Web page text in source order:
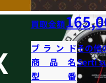
買取金額
ブランドその他
商品名Serti
型番